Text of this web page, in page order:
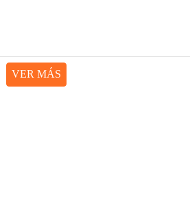
VER MÁS